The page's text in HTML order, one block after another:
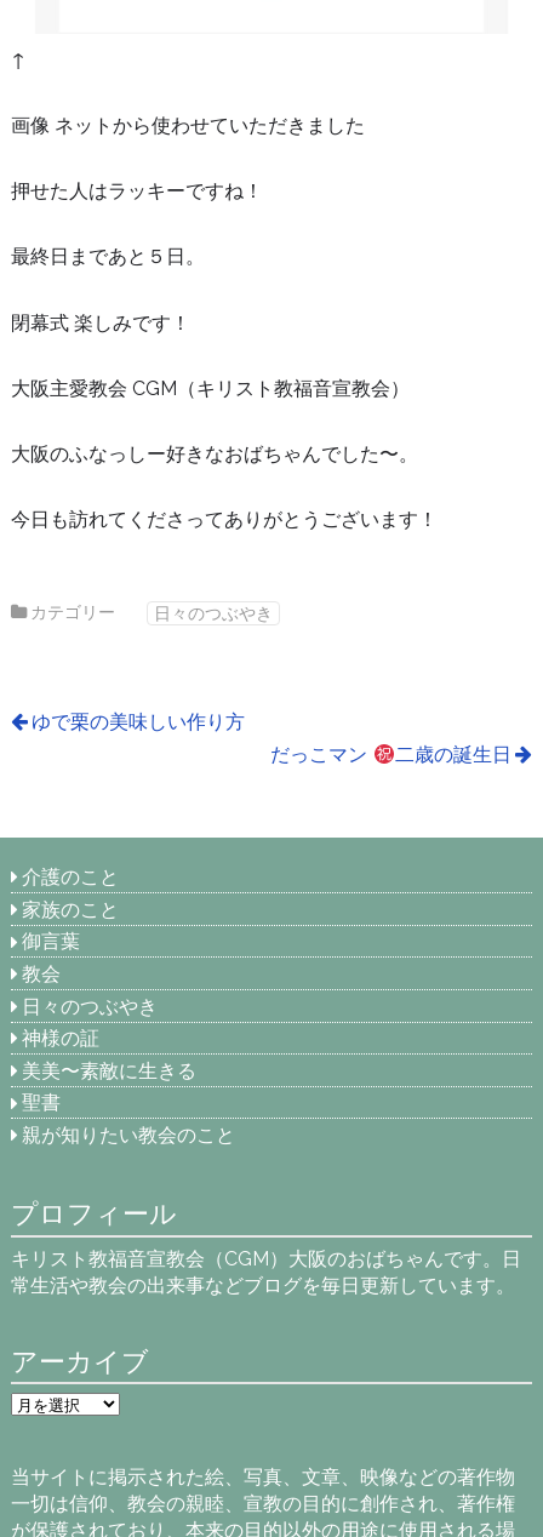
↑
画像 ネットから使わせていただきました
押せた人はラッキーですね！
最終日まであと５日。
閉幕式 楽しみです！
大阪主愛教会 CGM（キリスト教福音宣教会）
大阪のふなっしー好きなおばちゃんでした〜。
今日も訪れてくださってありがとうございます！
カテゴリー 日々のつぶやき
ゆで栗の美味しい作り方
だっこマン
二歳の誕生日
介護のこと
家族のこと
御言葉
教会
日々のつぶやき
神様の証
美美〜素敵に生きる
聖書
親が知りたい教会のこと
プロフィール
キリスト教福音宣教会（CGM）大阪のおばちゃんです。日
常生活や教会の出来事などブログを毎日更新しています。
アーカイブ
ア
ー
ブ
当サイトに掲示された絵、写真、文章、映像などの著作物
一切は信仰、教会の親睦、宣教の目的に創作され、著作権
が保護されており、本来の目的以外の用途に使用される場